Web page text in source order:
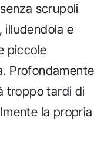
scrupoli
illudendola e
piccole
Profondamente
troppo tardi di
la propria